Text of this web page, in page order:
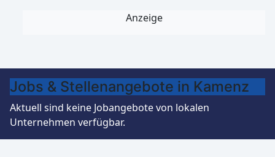
Anzeige
Jobs & Stellenangebote in Kamenz
Aktuell sind keine Jobangebote von lokalen
Unternehmen verfügbar.